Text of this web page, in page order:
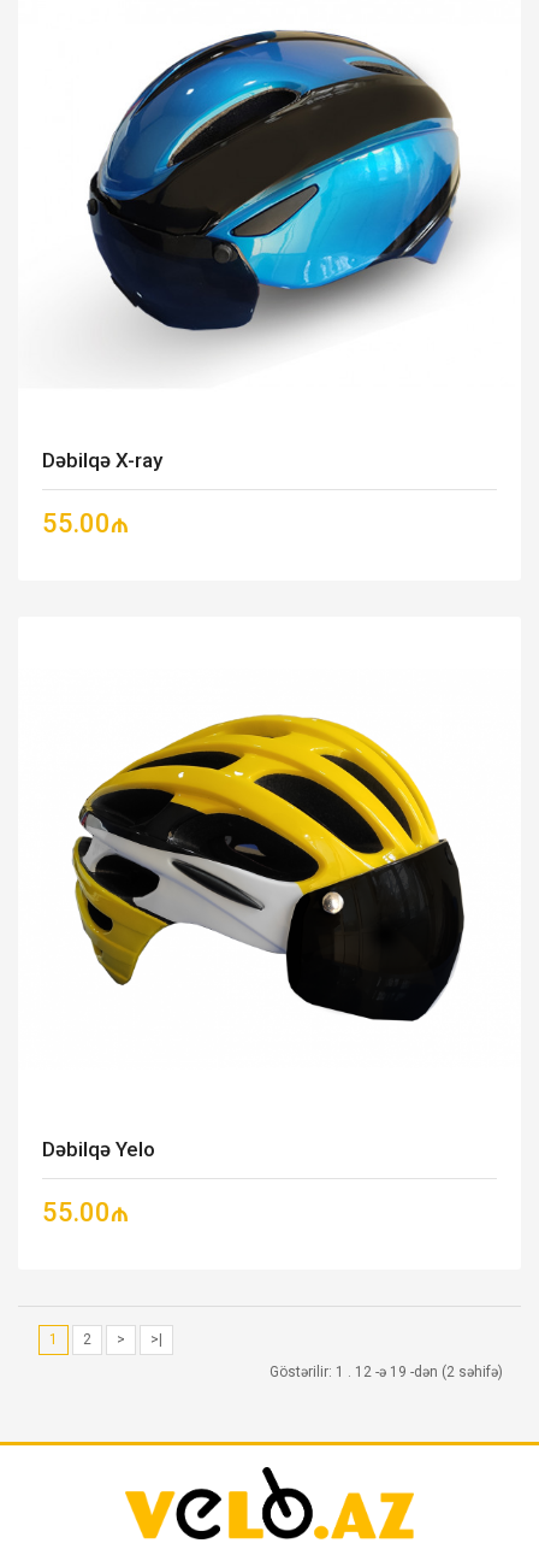
Dəbilqə X-ray
55.00₼
Dəbilqə Yelo
55.00₼
1 2 >
>|
Göstərilir: 1 . 12 -ə 19 -dən (2 səhifə)